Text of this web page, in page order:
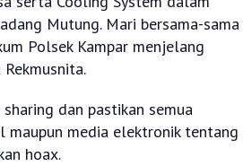
Mutung. Mari bersama-sama
Polsek Kampar menjelang
dan pastikan semua
maupun media elektronik tentang
hoax.